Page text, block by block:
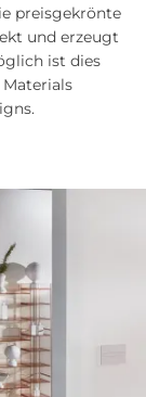
preisgekrönte
und erzeugt
ist dies